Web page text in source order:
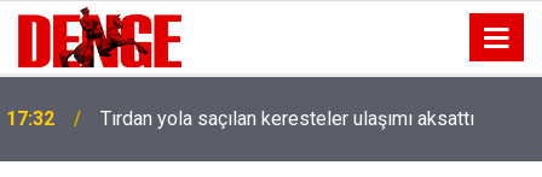
17:32 Tırdan yola saçılan keresteler ulaşımı aksattı